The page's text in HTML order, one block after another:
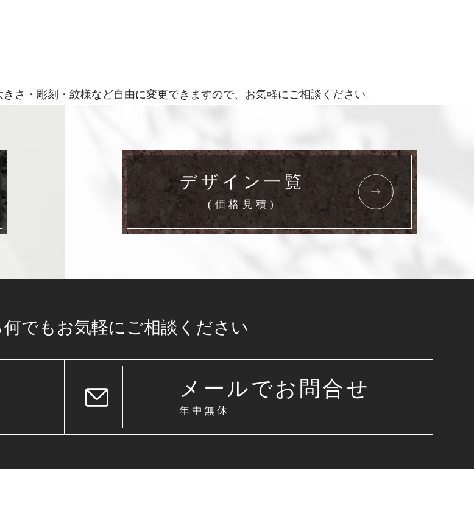
さ・彫刻・紋様など自由に変更できますので、お気軽にご相談ください。
デザイン一覧
(価格見積)
何でもお気軽に ご相談ください
メールでお問合せ
年中無休